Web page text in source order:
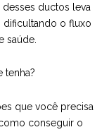
desses ductos leva
dificultando o fluxo
saúde.
tenha?
que você precisa
conseguir o